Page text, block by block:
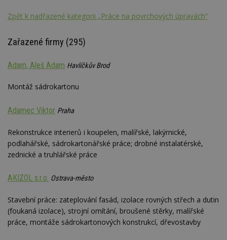
Zpět k nadřazené kategorii „Práce na povrchových úpravách“
Zařazené firmy (295)
Adam, Aleš Adam Havlíčkův Brod
Montáž sádrokartonu
Adamec Viktor Praha
Rekonstrukce interierů i koupelen, malířské, lakýrnické,
podlahářské, sádrokartonářské práce; drobné instalatérské,
zednické a truhlářské práce
AKIZOL s.r.o. Ostrava-město
Stavební práce: zateplování fasád, izolace rovných střech a dutin
(foukaná izolace), strojní omítání, broušené stěrky, malířské
práce, montáže sádrokartonových konstrukcí, dřevostavby